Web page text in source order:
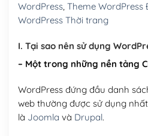
Hosting 5GB SSD (1 năm)
WordPress, Theme WordPress
WordPress Thời trang
I. Tại sao nên sử dụng
– Một trong những nền tảng
WordPress đứng đầu danh
web thường được sử dụng
là Joomla và Drupal.